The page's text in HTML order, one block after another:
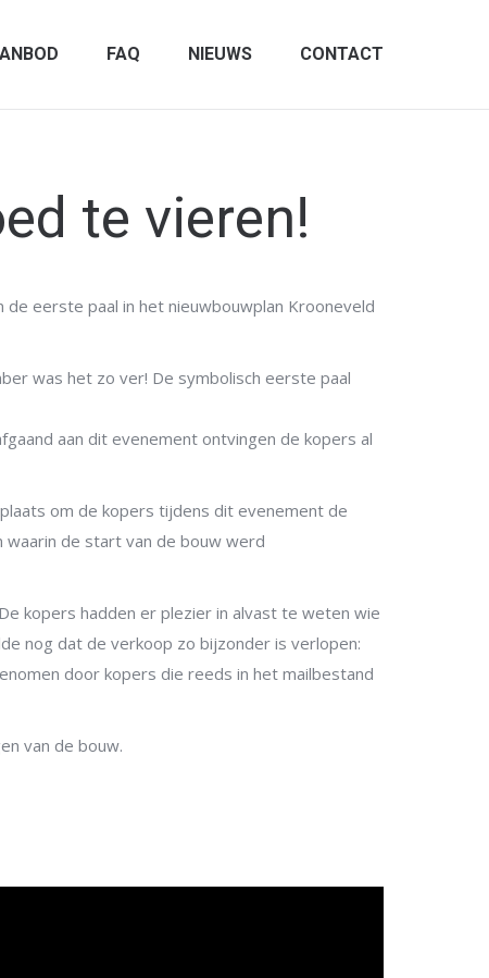
FAQ NIEUWS CONTACT
te vieren!
eerste paal in het nieuwbouwplan Krooneveld
was het zo ver! De symbolisch eerste paal
aan dit evenement ontvingen de kopers al
om de kopers tijdens dit evenement de
waarin de start van de bouw werd
kopers hadden er plezier in alvast te weten wie
nog dat de verkoop zo bijzonder is verlopen:
door kopers die reeds in het mailbestand
van de bouw.